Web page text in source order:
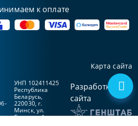
к оплате
Карта сайта
УНП 102411425
Республика
Беларусь,
220030, г.
Минск, ул.
Берсона, 1а
Разработка
сайта